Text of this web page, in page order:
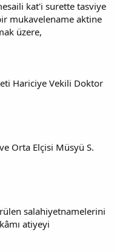
kat'i surette tasviye
mukavelename aktine
üzere,
Hariciye Vekili Doktor
Orta Elçisi Müsyü S.
salahiyetnamelerini
atiyeyi